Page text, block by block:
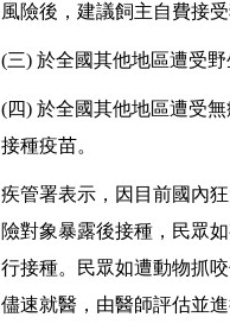
風險後，建議飼主自費接
(三) 於全國其他地區遭受
(四) 於全國其他地區遭受
接種疫苗。
疾管署表示，因目前國內
險對象暴露後接種，民眾
行接種。民眾如遭動物抓
儘速就醫，由醫師評估並